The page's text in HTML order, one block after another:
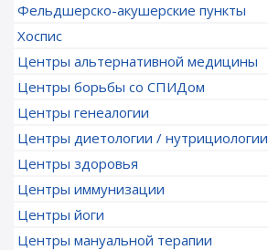
Фельдшерско-акушерские пункты
Хоспис
Центры альтернативной медицины
Центры борьбы со СПИДом
Центры генеалогии
Центры диетологии / нутрициологии
Центры здоровья
Центры иммунизации
Центры йоги
Центры мануальной терапии